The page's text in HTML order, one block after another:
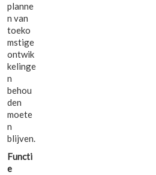
planne
n van
toeko
mstige
ontwik
kelinge
n
behou
den
moete
n
blijven.
Functi
e